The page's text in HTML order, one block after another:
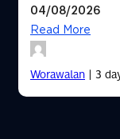
04/08/2026
Read More
Worawalan| 3